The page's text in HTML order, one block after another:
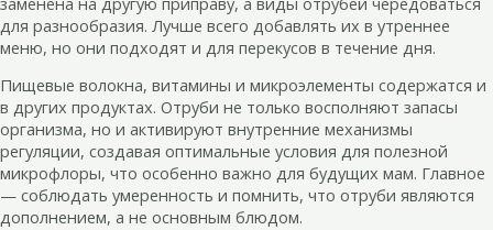
для разнообразия. Лучше всего добавлять их в утреннее
меню, но они подходят и для перекусов в течение дня.
Пищевые волокна, витамины и микроэлементы содержатся и
в других продуктах. Отруби не только восполняют запасы
организма, но и активируют внутренние механизмы
регуляции, создавая оптимальные условия для полезной
микрофлоры, что особенно важно для будущих мам. Главное
— соблюдать умеренность и помнить, что отруби являются
дополнением, а не основным блюдом.